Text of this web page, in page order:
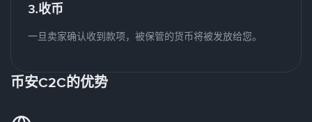
3.收币
一旦卖家确认收到款项，被保管的货币将被发放给您。
币安C2C的优势